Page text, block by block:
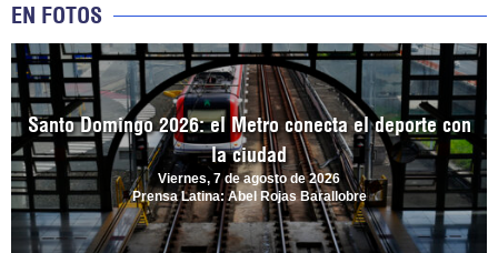
EN FOTOS
Santo Domingo 2026: el Metro conecta el deporte con
la ciudad
Viernes, 7 de agosto de 2026
Prensa Latina: Abel Rojas Barallobre